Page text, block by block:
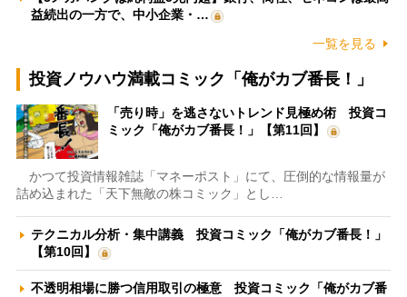
益続出の一方で、中小企業・…
一覧を見る
投資ノウハウ満載コミック「俺がカブ番長！」
「売り時」を逃さないトレンド見極め術 投資コ
ミック「俺がカブ番長！」【第11回】
かつて投資情報雑誌「マネーポスト」にて、圧倒的な情報量が
詰め込まれた「天下無敵の株コミック」とし…
テクニカル分析・集中講義 投資コミック「俺がカブ番長！」
【第10回】
不透明相場に勝つ信用取引の極意 投資コミック「俺がカブ番